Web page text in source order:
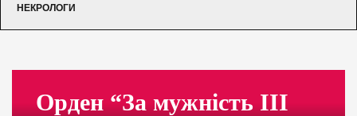
НЕКРОЛОГИ
Орден “За мужність III